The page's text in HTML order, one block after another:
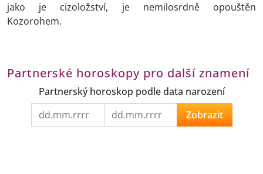
jako je cizoložství, je nemilosrdně opouštěn
Kozorohem.
Partnerské horoskopy pro další znamení
Partnerský horoskop podle data narození
Zobrazit